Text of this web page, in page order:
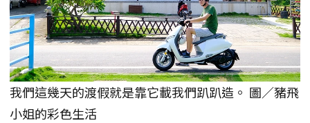
我們這幾天的渡假就是靠它載我們趴趴造。 圖／豬飛
小姐的彩色生活